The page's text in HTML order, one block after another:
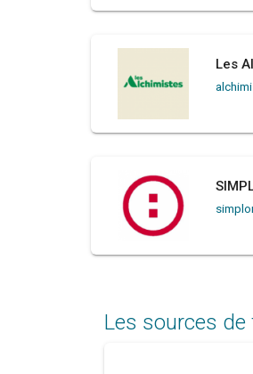
Les
Les sources